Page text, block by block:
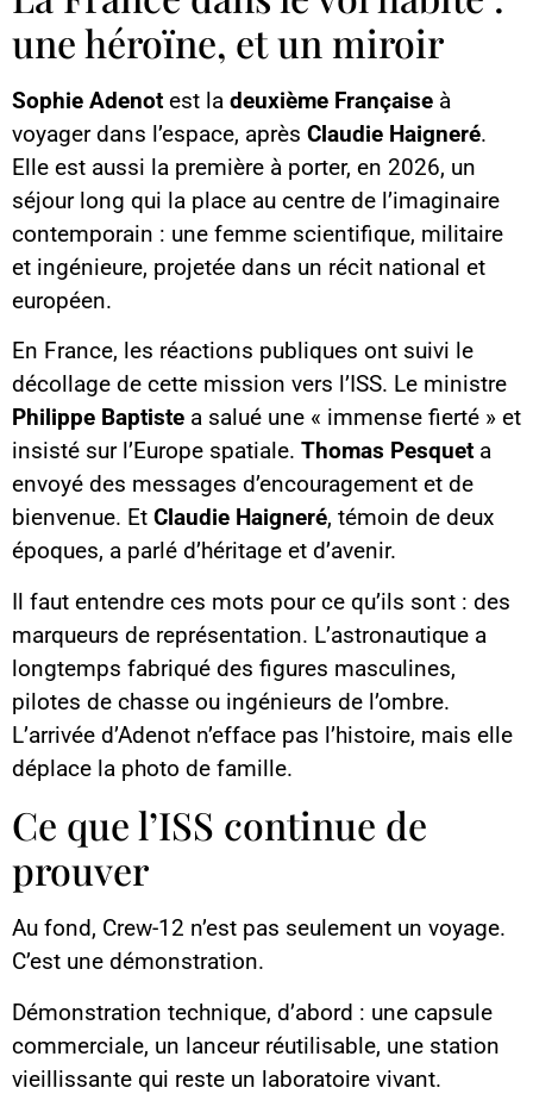
une héroïne, et un miroir
Sophie Adenot est la deuxième Française à
voyager dans l’espace, après Claudie Haigneré.
Elle est aussi la première à porter, en 2026, un
séjour long qui la place au centre de l’imaginaire
contemporain : une femme scientifique, militaire
et ingénieure, projetée dans un récit national et
européen.
En France, les réactions publiques ont suivi le
décollage de cette mission vers l’ISS. Le ministre
Philippe Baptiste a salué une « immense fierté » et
insisté sur l’Europe spatiale. Thomas Pesquet a
envoyé des messages d’encouragement et de
bienvenue. Et Claudie Haigneré, témoin de deux
époques, a parlé d’héritage et d’avenir.
Il faut entendre ces mots pour ce qu’ils sont : des
marqueurs de représentation. L’astronautique a
longtemps fabriqué des figures masculines,
pilotes de chasse ou ingénieurs de l’ombre.
L’arrivée d’Adenot n’efface pas l’histoire, mais elle
déplace la photo de famille.
Ce que l’ISS continue de
prouver
Au fond, Crew-12 n’est pas seulement un voyage.
C’est une démonstration.
Démonstration technique, d’abord : une capsule
commerciale, un lanceur réutilisable, une station
vieillissante qui reste un laboratoire vivant.